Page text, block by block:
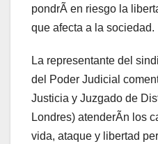
pondrÃ en riesgo la
que afecta a la sociedad.
La representante del
del Poder Judicial
Justicia y Juzgado de
Londres) atenderÃn los
vida, ataque y libertad